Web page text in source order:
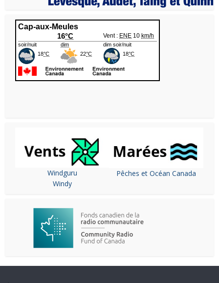
Windguru
Windy
Pêches et Océan Canada